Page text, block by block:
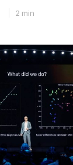
2 min